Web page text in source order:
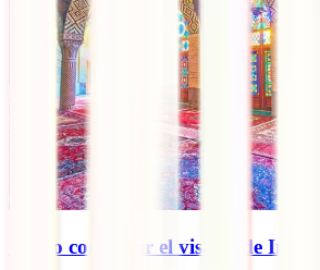
Cómo conseguir el visado de Irán